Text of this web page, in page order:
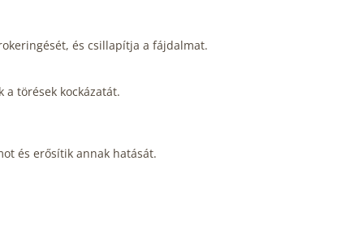
és csillapítja a fájdalmat.
törések kockázatát.
és erősítik annak hatását.